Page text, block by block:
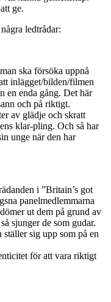
ge.
ledtrådar:
ska försöka uppnå
inlägget/bilden/filmen
en enda gång. Det här
och på riktigt.
av glädje och skratt
klar-pling. Och så har
unge när den har
i ”Britain’s got
panelmedlemmarna
ut dem på grund av
sjunger de som gudar.
sig upp som på en
för att vara riktigt